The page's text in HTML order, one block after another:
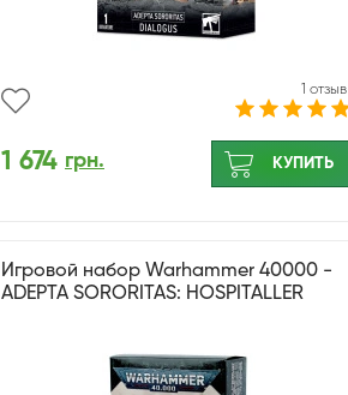
1 отзыв
1 674 грн. КУПИТЬ
Игровой набор Warhammer 40000 -
ADEPTA SORORITAS: HOSPITALLER